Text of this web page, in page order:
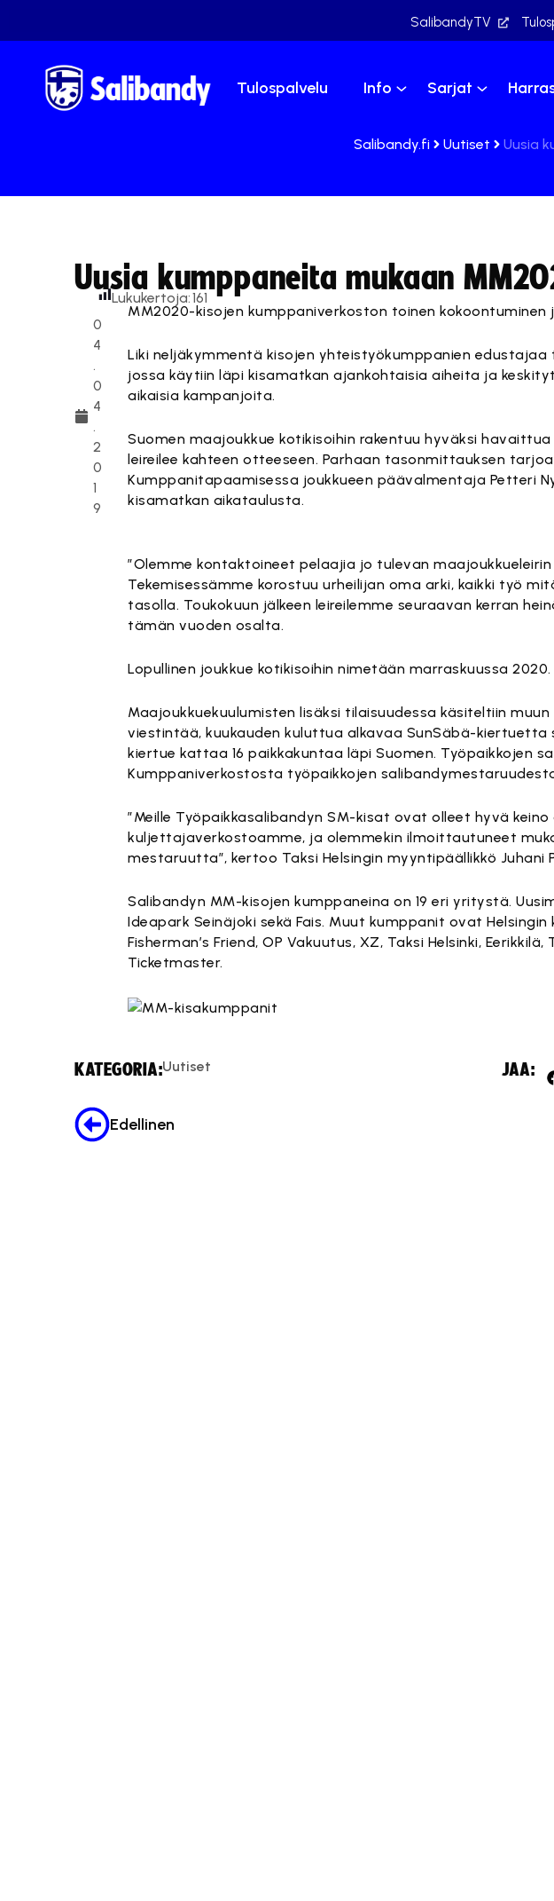
SalibandyTV
Tulospalvelu Info Sarjat
Salibandy.fi Uutiset Uusia
Uusia kumppaneita mukaan
0
4
.
0
4
.
2
0
1
9
Lukukertoja:161
MM2020-kisojen kumppaniverkoston toinen kokoontuminen
Liki neljäkymmentä kisojen yhteistyökumppanien
jossa käytiin läpi kisamatkan ajankohtaisia aiheita ja
aikaisia kampanjoita.
Suomen maajoukkue kotikisoihin rakentuu hyväksi
leireilee kahteen otteeseen. Parhaan tasonmittauksen
Kumppanitapaamisessa joukkueen päävalmentaja Petteri
kisamatkan aikataulusta.
”Olemme kontaktoineet pelaajia jo tulevan
Tekemisessämme korostuu urheilijan oma arki, kaikki työ
tasolla. Toukokuun jälkeen leireilemme seuraavan kerran
tämän vuoden osalta.
Lopullinen joukkue kotikisoihin nimetään marraskuussa 2020.
Maajoukkuekuulumisten lisäksi tilaisuudessa käsiteltiin
viestintää, kuukauden kuluttua alkavaa SunSäbä-kiertuetta
kiertue kattaa 16 paikkakuntaa läpi Suomen. Työpaikkojen
Kumppaniverkostosta työpaikkojen
”Meille Työpaikkasalibandyn SM-kisat ovat olleet hyvä
kuljettajaverkostoamme, ja olemmekin ilmoittautuneet
mestaruutta”, kertoo Taksi Helsingin myyntipäällikkö Juhani
Salibandyn MM-kisojen kumppaneina on 19 eri yritystä.
Ideapark Seinäjoki sekä Fais. Muut kumppanit ovat
Fisherman’s Friend, OP Vakuutus, XZ, Taksi Helsinki,
Ticketmaster.
KATEGORIA:Uutiset JAA:
Edellinen